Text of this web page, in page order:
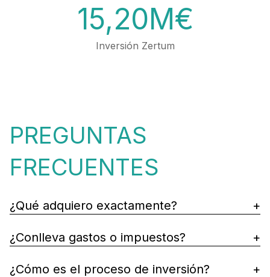
15,20M€
Inversión Zertum
PREGUNTAS
FRECUENTES
¿Qué adquiero exactamente?
¿Conlleva gastos o impuestos?
¿Cómo es el proceso de inversión?